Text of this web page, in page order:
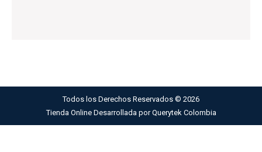
Todos los Derechos Reservados © 2026
Tienda Online Desarrollada porQuerytek Colombia